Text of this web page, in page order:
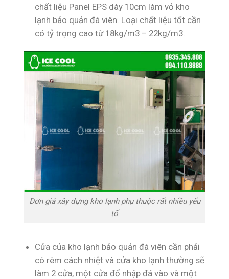
chất liệu Panel EPS dày 10cm làm vỏ kho
lạnh bảo quản đá viên. Loại chất liệu tốt cần
có tỷ trọng cao từ 18kg/m3 – 22kg/m3.
Đơn giá xây dựng kho lạnh phụ thuộc rất nhiều yếu
tố
Cửa của kho lạnh bảo quản đá viên cần phải
có rèm cách nhiệt và cửa kho lạnh thường sẽ
làm 2 cửa, một cửa đổ nhập đá vào và một